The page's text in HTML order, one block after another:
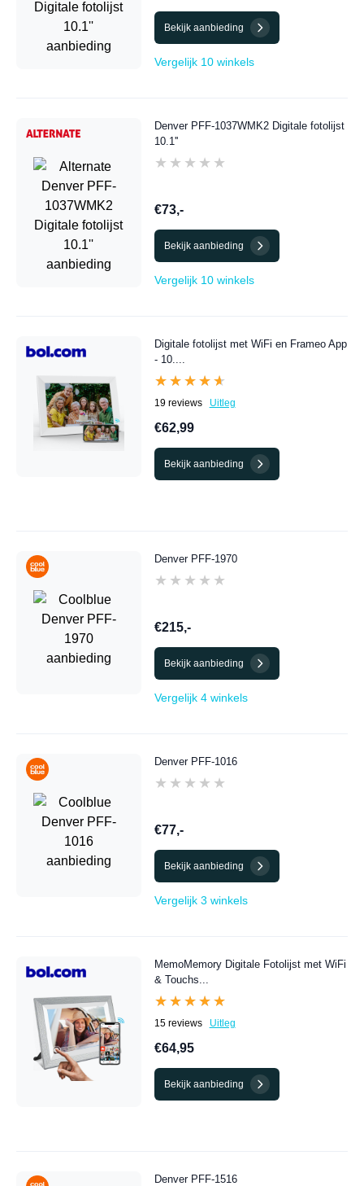
Bekijk aanbieding
Vergelijk 10 winkels
Denver PFF-1037WMK2 Digitale fotolijst
10.1''
★★★★★
★★★★★
€73,-
Bekijk aanbieding
Vergelijk 10 winkels
Digitale fotolijst met WiFi en Frameo App
- 10....
★★★★★
★★★★★
19 reviews Uitleg
€62,99
Bekijk aanbieding
Denver PFF-1970
★★★★★
★★★★★
€215,-
Bekijk aanbieding
Vergelijk 4 winkels
Denver PFF-1016
★★★★★
★★★★★
€77,-
Bekijk aanbieding
Vergelijk 3 winkels
MemoMemory Digitale Fotolijst met WiFi
& Touchs...
★★★★★
★★★★★
15 reviews Uitleg
€64,95
Bekijk aanbieding
Denver PFF-1516